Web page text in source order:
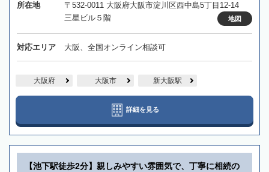
所在地
〒532-0011 大阪府大阪市淀川区西中島5丁目12-14
三星ビル５階
地図
対応エリア 大阪、全国オンライン相談可
大阪府 大阪市 新大阪駅
詳細を見る
【池下駅徒歩2分】親しみやすい雰囲気で、丁寧に相続の